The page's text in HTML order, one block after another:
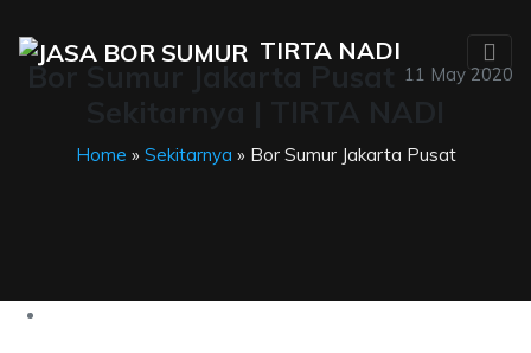
TIRTA NADI
11 May 2020
Bor Sumur Jakarta Pusat
Home » Sekitarnya » Bor Sumur Jakarta Pusat